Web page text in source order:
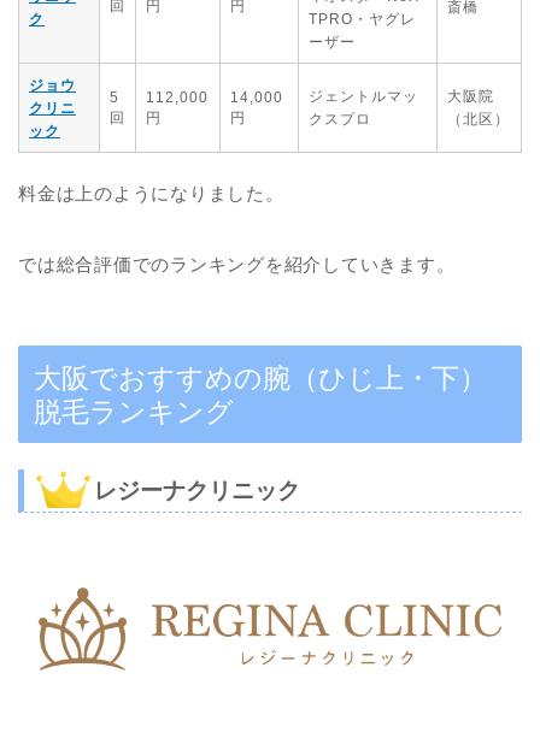
ク
回
円
円
TPRO・ヤグレ
ーザー
斎橋
ジョウ
クリニ
ック
5
回
112,000
円
14,000
円
ジェントルマッ
クスプロ
大阪院
（北区）
料金は上のようになりました。
では総合評価でのランキングを紹介していきます。
大阪でおすすめの腕（ひじ上・下）
脱毛ランキング
レジーナクリニック